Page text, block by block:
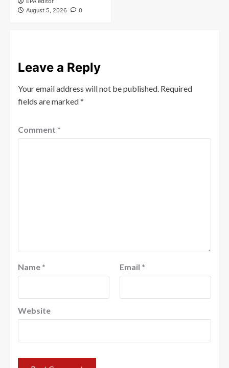
August 5, 2026
0
Leave a Reply
Your email address will not be published. Required
fields are marked*
Comment *
Name * Email *
Website